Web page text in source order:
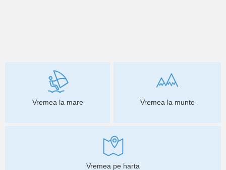
Vremea la mare Vremea la munte
Vremea pe harta